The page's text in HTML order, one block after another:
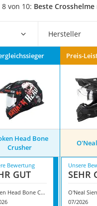
Diesel-Additiv
8 von 10: Beste
Hersteller
Preis-
Head Bone
Crusher
Bewertung
GUT
Broken Head Bone Crusher
Unsere
SEHR
O'Neal
07/2026